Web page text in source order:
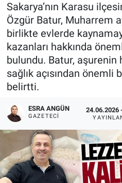
Sakarya’nın Karasu
Özgür Batur, Muharrem
birlikte evlerde
kazanları hakkında
bulundu. Batur,
sağlık açısından önemli
belirtti.
ESRA ANGÜN
GAZETECI
24.06.2026